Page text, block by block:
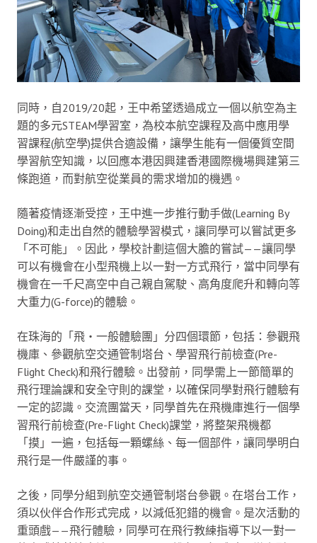
同時，自2019/20起，王中希望透過成立一個以航空為主
題的多元STEAM學習室，為校本航空課程及高中應用學
習課程(航空學)提供合適設備，讓學生能有一個優質空間
學習航空知識，以回應本港因興建香港國際機場興建第三
條跑道，而對航空從業員的需求增加的機遇。
隨著疫情逐漸受控，王中進一步推行動手做(Learning By
Doing)和走出自然的體驗學習模式，讓同學可以嘗試更多
「不可能」。因此，學校計劃這個大膽的嘗試——讓同學
可以有機會在小型飛機上以一對一方式飛行，當中同學有
機會在一千尺高空中自己親自駕駛、高角度爬升和轉向等
大重力(G-force)的體驗。
在珠海的「飛‧一般體驗團」分四個環節，包括：參觀飛
機庫、參觀航空交通管制塔台、學習飛行前檢查(Pre-
Flight Check)和飛行體驗。出發前，同學需上一節簡單的
飛行理論課和安全守則的課堂，以確保同學對飛行體驗有
一定的認識。交流團當天，同學首先在飛機庫進行一個學
習飛行前檢查(Pre-Flight Check)課堂，將整架飛機都
「摸」一遍，包括每一顆螺絲、每一個部件，讓同學明白
飛行是一件嚴謹的事。
之後，同學分組到航空交通管制塔台參觀。在塔台工作，
須以伙伴合作形式完成，以減低犯錯的機會。是次活動的
重頭戲——飛行體驗，同學可在飛行教練指導下以一對一